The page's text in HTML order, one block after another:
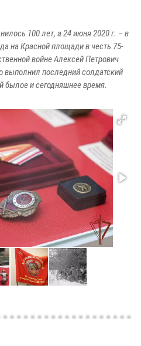
100 лет, а 24 июня 2020 г. – в
на Красной площади в честь 75-
войне Алексей Петрович
последний солдатский
былое и сегодняшнее время.